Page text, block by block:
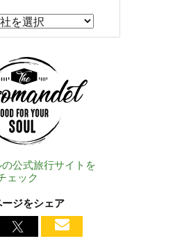
公式旅行サイトを
ェック
ジをシェア